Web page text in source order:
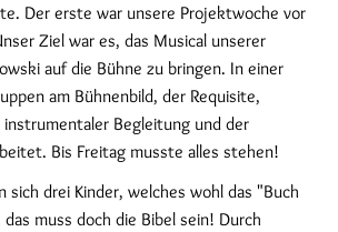
Der erste war unsere Projektwoche vor
Ziel war es, das Musical unserer
auf die Bühne zu bringen. In einer
am Bühnenbild, der Requisite,
instrumentaler Begleitung und der
Bis Freitag musste alles stehen!
sich drei Kinder, welches wohl das "Buch
muss doch die Bibel sein! Durch